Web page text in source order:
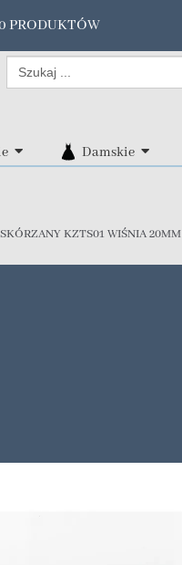
PRODUKTÓW
Search
for:
Damskie
KZTS01 WIŚNIA 20MM